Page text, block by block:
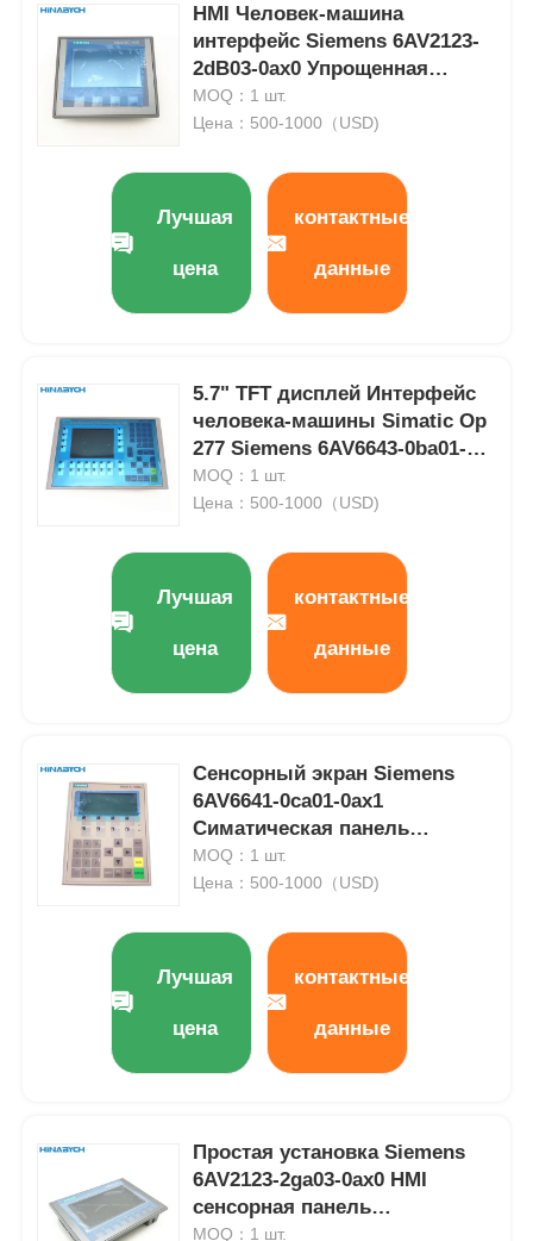
Главная страница
Продукция
О Компании
Наша фабрика
контроль качества
контактные данные
Отправить запрос
Программируемый логический контроллер
ПЛК -контроллер
Устройство плавного пуска
Двигатель соединения робота
редуктор шестерни
СЕРВОМОТОР ПЕРЕМЕННОГО ТОКА
HMI Человек-машина
интерфейс Siemens 6AV2123-
2dB03-0ax0 Упрощенная
работа
MOQ：1 шт.
Цена：500-1000（USD)
Лучшая
цена
контактные
данные
5.7" TFT дисплей Интерфейс
человека-машины Simatic Op
277 Siemens 6AV6643-0ba01-
1ax0
MOQ：1 шт.
Цена：500-1000（USD)
Лучшая
цена
контактные
данные
Сенсорный экран Siemens
6AV6641-0ca01-0ax1
Симатическая панель
оператора 4,5 "дисплей
MOQ：1 шт.
Цена：500-1000（USD)
Лучшая
цена
контактные
данные
Простая установка Siemens
6AV2123-2ga03-0ax0 HMI
сенсорная панель
энергоэффективна
MOQ：1 шт.